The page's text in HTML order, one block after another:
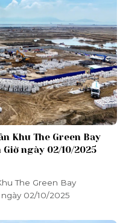
Khu The Green Bay
ngày 02/10/2025
The Green Bay
02/10/2025